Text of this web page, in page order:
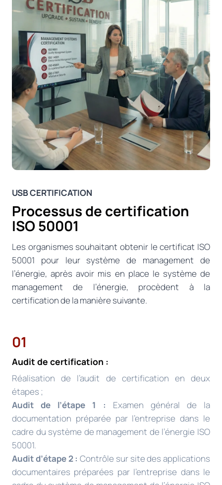
USB CERTIFICATION
Processus de certification
ISO 50001
Les organismes souhaitant obtenir le certificat ISO
50001 pour leur système de management de
l’énergie, après avoir mis en place le système de
management de l’énergie, procèdent à la
certification de la manière suivante.
01
Audit de certification :
Réalisation de l’audit de certification en deux
étapes ;
Audit de l’étape 1 : Examen général de la
documentation préparée par l’entreprise dans le
cadre du système de management de l’énergie ISO
50001.
Audit d’étape 2 : Contrôle sur site des applications
documentaires préparées par l’entreprise dans le